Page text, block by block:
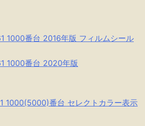
1000番台 2016年版 フィルムシール
1000番台 2020年版
1000(5000)番台 セレクトカラー表示